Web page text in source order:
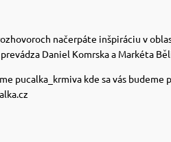
načerpáte inšpiráciu v
Daniel Komrska a Markéta
pucalka_krmiva kde sa vás